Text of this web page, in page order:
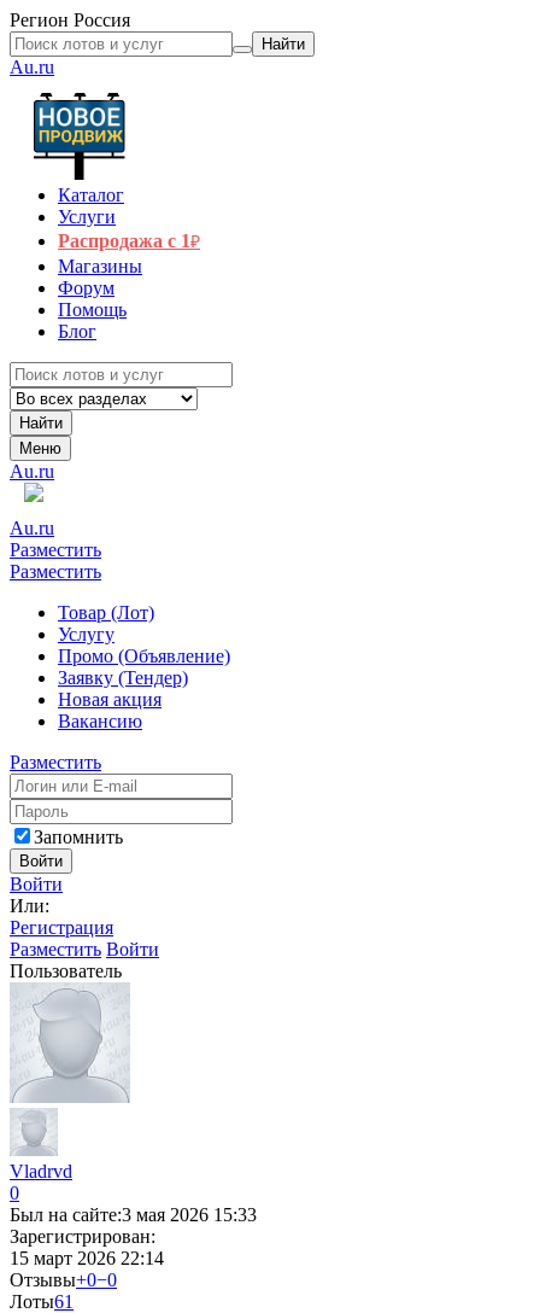
Регион Россия
Найти
Au.ru
Каталог
Услуги
Распродажа с 1₽
Магазины
Форум
Помощь
Блог
Найти
Меню
Au.ru
Au.ru
Разместить
Разместить
Товар (Лот)
Услугу
Промо (Объявление)
Заявку (Тендер)
Новая акция
Вакансию
Разместить
Запомнить
Войти
Войти
Или:
Регистрация
Разместить Войти
Пользователь
Vladrvd
0
Был на сайте:3 мая 2026 15:33
Зарегистрирован:
15 март 2026 22:14
Отзывы+0−0
Лоты61